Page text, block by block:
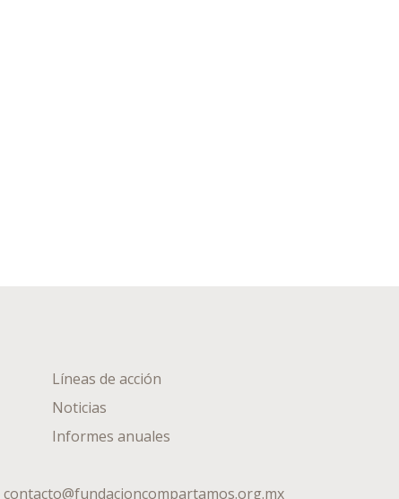
Líneas de acción
Noticias
Informes anuales
contacto@fundacioncompartamos.org.mx